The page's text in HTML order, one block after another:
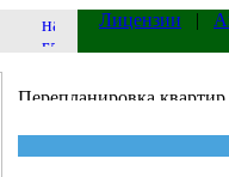
Лицензии |